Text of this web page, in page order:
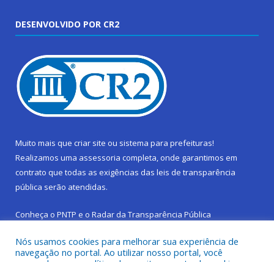
DESENVOLVIDO POR CR2
Muito mais que criar site ou sistema para prefeituras!
Realizamos uma assessoria completa, onde garantimos em
contrato que todas as exigências das leis de transparência
pública serão atendidas.
Conheça o PNTP e o Radar da Transparência Pública
Nós usamos cookies para melhorar sua experiência de
navegação no portal. Ao utilizar nosso portal, você